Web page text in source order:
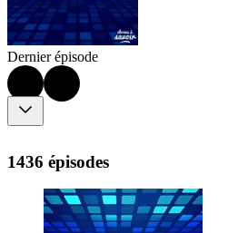
Dernier épisode
1436 épisodes